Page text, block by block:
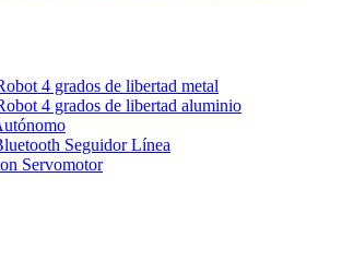
4 grados de libertad metal
4 grados de libertad aluminio
Seguidor Línea
Servomotor